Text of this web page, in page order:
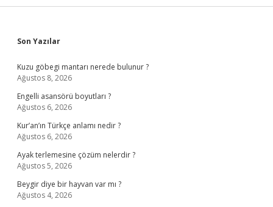
Sidebar
Son Yazılar
Kuzu göbegi mantarı nerede bulunur ?
Ağustos 8, 2026
Engelli asansörü boyutları ?
Ağustos 6, 2026
Kur’an’ın Türkçe anlamı nedir ?
Ağustos 6, 2026
Ayak terlemesine çözüm nelerdir ?
Ağustos 5, 2026
Beygir diye bir hayvan var mı ?
Ağustos 4, 2026